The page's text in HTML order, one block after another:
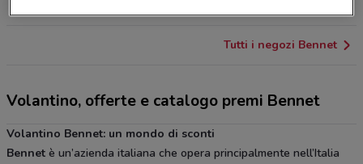
Tutti i negozi Bennet
Volantino, offerte e catalogo premi Bennet
Volantino Bennet: un mondo di sconti
Bennet è un’azienda italiana che opera principalmente nell’Italia